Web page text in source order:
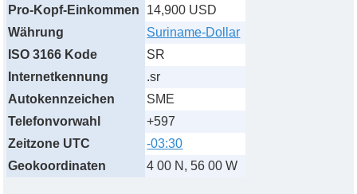
Pro-Kopf-Einkommen
14,900 USD
Währung
Suriname-Dollar
ISO 3166 Kode
SR
Internetkennung
.sr
Autokennzeichen
SME
Telefonvorwahl
+597
Zeitzone UTC
-03:30
Geokoordinaten
4 00 N, 56 00 W